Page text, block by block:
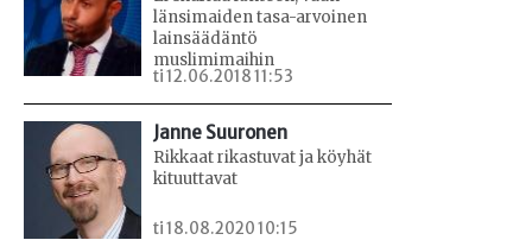
länsimaiden tasa-arvoinen
lainsäädäntö
muslimimaihin
ti 12.06.2018 11:53
Janne Suuronen
Rikkaat rikastuvat ja köyhät
kituuttavat
ti 18.08.2020 10:15